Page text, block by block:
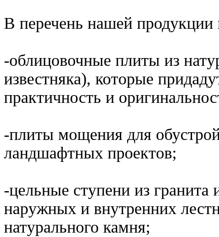
В перечень нашей продукции
-облицовочные плиты из
известняка), которые
практичность и
-плиты мощения для
ландшафтных проектов;
-цельные ступени из гранита
наружных и внутренних
натурального камня;